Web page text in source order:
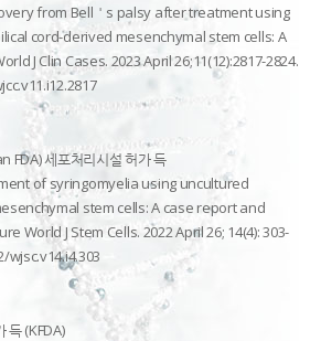
from Bell＇s palsy after treatment using
cord-derived mesenchymal stem cells: A
J Clin Cases. 2023 April 26;11(12):2817-2824.
FDA) 세포처리시설 허가 득
of syringomyelia using uncultured
stem cells: A case report and
World J Stem Cells. 2022 April 26; 14(4): 303-
wjsc.v14.i4.303
득 (KFDA)